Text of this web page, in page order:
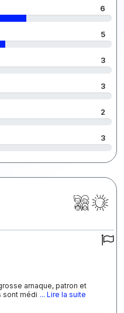
6
5
3
3
2
3
arnaque, patron et
sont médi ... Lire la suite